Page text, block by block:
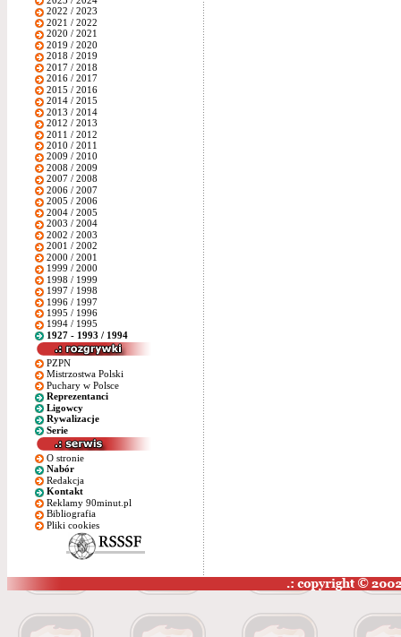
2022 / 2023
2021 / 2022
2020 / 2021
2019 / 2020
2018 / 2019
2017 / 2018
2016 / 2017
2015 / 2016
2014 / 2015
2013 / 2014
2012 / 2013
2011 / 2012
2010 / 2011
2009 / 2010
2008 / 2009
2007 / 2008
2006 / 2007
2005 / 2006
2004 / 2005
2003 / 2004
2002 / 2003
2001 / 2002
2000 / 2001
1999 / 2000
1998 / 1999
1997 / 1998
1996 / 1997
1995 / 1996
1994 / 1995
1927 - 1993 / 1994
PZPN
Mistrzostwa Polski
Puchary w Polsce
Reprezentanci
Ligowcy
Rywalizacje
Serie
O stronie
Nabór
Redakcja
Kontakt
Reklamy 90minut.pl
Bibliografia
Pliki cookies